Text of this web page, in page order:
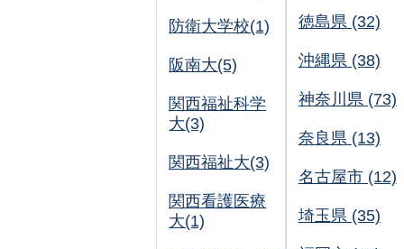
防衛大学校(1)
阪南大(5)
関西福祉科学
大(3)
関西福祉大(3)
関西看護医療
大(1)
徳島県 (32)
沖縄県 (38)
神奈川県 (73)
奈良県 (13)
名古屋市 (12)
埼玉県 (35)